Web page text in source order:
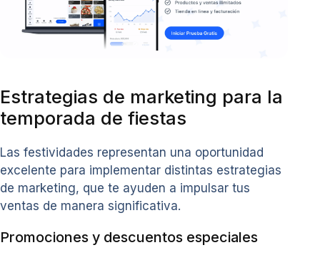
Estrategias de marketing para la
temporada de fiestas
Las festividades representan una oportunidad
excelente para implementar distintas estrategias
de marketing, que te ayuden a impulsar tus
ventas de manera significativa.
Promociones y descuentos especiales